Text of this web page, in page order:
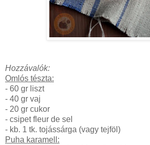
Hozzávalók:
Omlós tészta:
- 60 gr liszt
- 40 gr vaj
- 20 gr cukor
- csipet fleur de sel
- kb. 1 tk. tojássárga (vagy tejföl)
Puha karamell: